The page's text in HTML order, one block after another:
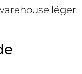
léger